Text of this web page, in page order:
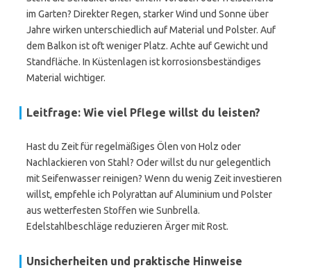
im Garten? Direkter Regen, starker Wind und Sonne über
Jahre wirken unterschiedlich auf Material und Polster. Auf
dem Balkon ist oft weniger Platz. Achte auf Gewicht und
Standfläche. In Küstenlagen ist korrosionsbeständiges
Material wichtiger.
Leitfrage: Wie viel Pflege willst du leisten?
Hast du Zeit für regelmäßiges Ölen von Holz oder
Nachlackieren von Stahl? Oder willst du nur gelegentlich
mit Seifenwasser reinigen? Wenn du wenig Zeit investieren
willst, empfehle ich Polyrattan auf Aluminium und Polster
aus wetterfesten Stoffen wie Sunbrella.
Edelstahlbeschläge reduzieren Ärger mit Rost.
Unsicherheiten und praktische Hinweise